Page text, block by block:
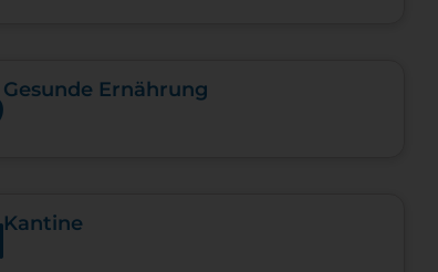
Gesunde Ernährung
Kantine